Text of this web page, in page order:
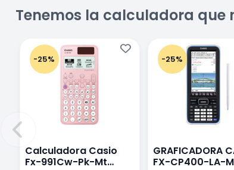
Tenemos la calculadora que
-25%
Calculadora Casio
Fx-991Cw-Pk-Mt
-25%
GRAFICADORA
FX-CP400-LA-